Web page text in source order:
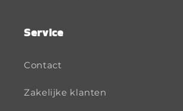
Service
Contact
Zakelijke klanten